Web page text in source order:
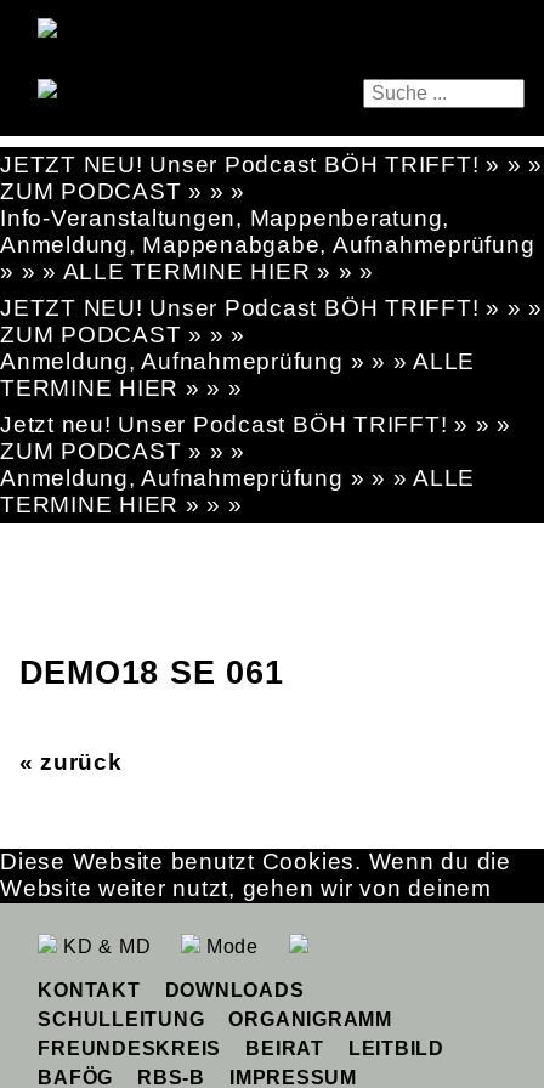
JETZT NEU! Unser Podcast BÖH TRIFFT! » » »
ZUM PODCAST » » »
Info-Veranstaltungen, Mappenberatung,
Anmeldung, Mappenabgabe, Aufnahmeprüfung
» » » ALLE TERMINE HIER » » »
JETZT NEU! Unser Podcast BÖH TRIFFT! » » »
ZUM PODCAST » » »
Anmeldung, Aufnahmeprüfung » » » ALLE
TERMINE HIER » » »
Jetzt neu! Unser Podcast BÖH TRIFFT! » » »
ZUM PODCAST » » »
Anmeldung, Aufnahmeprüfung » » » ALLE
TERMINE HIER » » »
DEMO18 SE 061
« zurück
KD & MD Mode
KONTAKT
DOWNLOADS
SCHULLEITUNG
ORGANIGRAMM
FREUNDESKREIS
BEIRAT
LEITBILD
BAFÖG
RBS-B IMPRESSUM
Diese Website benutzt Cookies. Wenn du die
Website weiter nutzt, gehen wir von deinem